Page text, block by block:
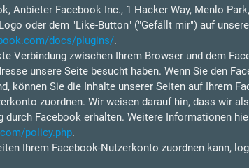
Anbieter Facebook Inc., 1 Hacker Way, Menlo
oder dem "Like-Button" ("Gefällt mir") auf
docs/plugins/.
Verbindung zwischen Ihrem Browser und dem
unsere Seite besucht haben. Wenn Sie den
können Sie die Inhalte unserer Seiten auf Ihrem
zuordnen. Wir weisen darauf hin, dass wir
Facebook erhalten. Weitere Informationen
policy.php.
Ihrem Facebook-Nutzerkonto zuordnen kann,